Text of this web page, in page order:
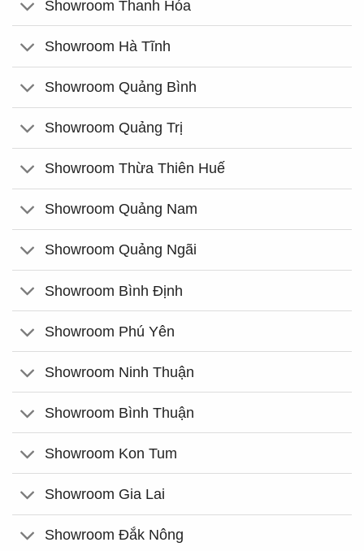
Showroom Thanh Hóa
Showroom Hà Tĩnh
Showroom Quảng Bình
Showroom Quảng Trị
Showroom Thừa Thiên Huế
Showroom Quảng Nam
Showroom Quảng Ngãi
Showroom Bình Định
Showroom Phú Yên
Showroom Ninh Thuận
Showroom Bình Thuận
Showroom Kon Tum
Showroom Gia Lai
Showroom Đắk Nông